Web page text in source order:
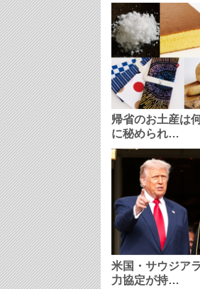
帰省のお土産は
に秘められ…
米国・サウジア
力協定が持…